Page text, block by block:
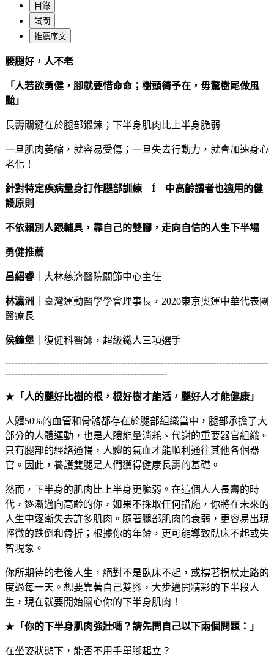
目錄
試閱
推薦序文
腰腿好，人不老
「人若欲勇健，腳就要惜命命；樹頭徛予在，毋驚樹尾做風
颱」
長壽關鍵在於腿部鍛鍊；下半身肌肉比上半身脆弱
一旦肌肉萎縮，就容易受傷；一旦失去行動力，就會加速身心
老化！
針對特定疾病量身訂作腿部訓練 Í
中高齡讀者也適用的健
護原則
不依賴別人跟輔具，靠自己的雙腳，走向自信的人生下半場
勇健推薦
呂紹睿｜大林慈濟醫院關節中心主任
林瀛洲
｜臺灣運動醫學學會理事長，2020東京奧運中華代表團
醫療長
侯鐘堡 ｜復健科醫師，超級鐵人三項選手
--------------------------------------------------------------------------------------
-----------------------------------------------------
★ 「人的腿好比樹的根，根好樹才能活，腿好人才能健康」
人體50%的血管和骨骼都存在於腿部組織當中，腿部承擔了大
部分的人體運動，也是人體能量消耗、代謝的重要器官組織。
只有腿部的經絡通暢，人體的氣血才能順利通往其他各個器
官。因此，養護雙腿是人們獲得健康長壽的基礎。
然而，下半身的肌肉比上半身更脆弱。在這個人人長壽的時
代，逐漸邁向高齡的你，如果不採取任何措施，你將在未來的
人生中逐漸失去許多肌肉。隨著腿部肌肉的衰弱，更容易出現
輕微的跌倒和骨折；根據你的年齡，更可能導致臥床不起或失
智現象。
你所期待的老後人生，絕對不是臥床不起，或撐著拐杖走路的
度過每一天。想要靠著自己雙腳，大步邁開精彩的下半段人
生，現在就要開始關心你的下半身肌肉！
★ 「你的下半身肌肉強壯嗎？請先問自己以下兩個問題：」
在坐姿狀態下，能否不用手單腳起立？